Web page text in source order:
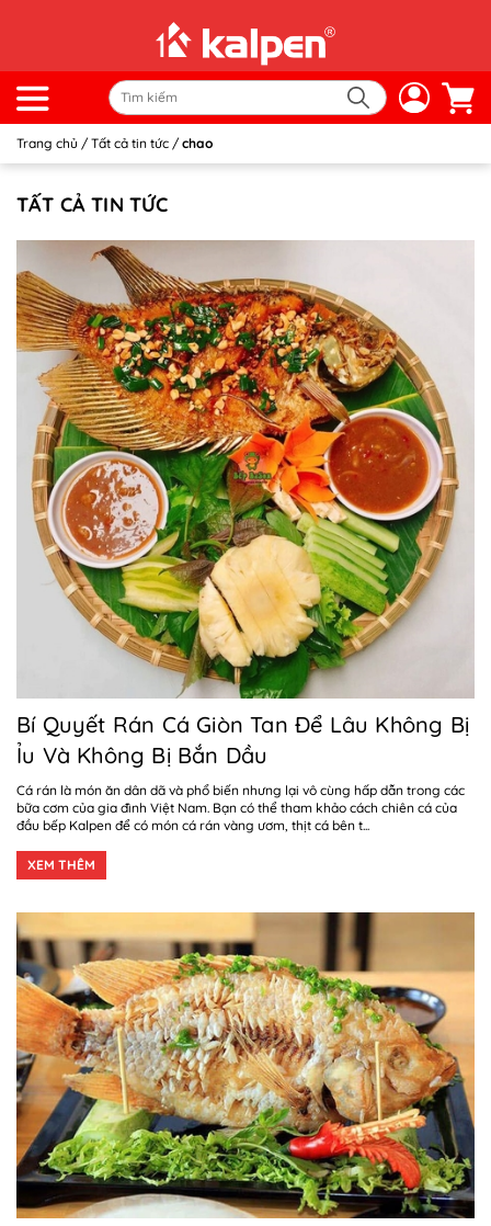
Trang chủ / Tất cả tin tức / chao
TẤT CẢ TIN TỨC
Bí Quyết Rán Cá Giòn Tan Để Lâu Không Bị
Ỉu Và Không Bị Bắn Dầu
Cá rán là món ăn dân dã và phổ biến nhưng lại vô cùng hấp dẫn trong các
bữa cơm của gia đình Việt Nam. Bạn có thể tham khảo cách chiên cá của
đầu bếp Kalpen để có món cá rán vàng ươm, thịt cá bên t...
XEM THÊM